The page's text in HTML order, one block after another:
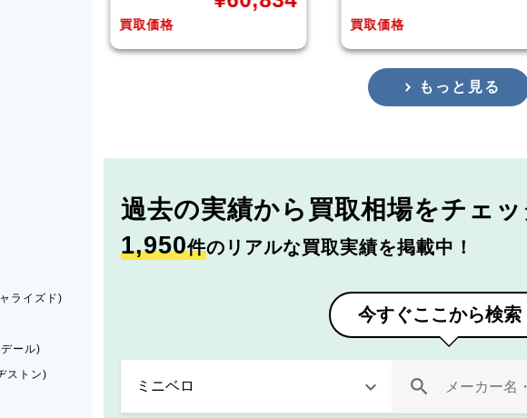
買取価格 買取価格
もっと見る
過去の実績から 買取相場をチェ
1,950件のリアルな買取実績を掲載中！
今すぐここから検索
ライズド)
ール)
ストン)